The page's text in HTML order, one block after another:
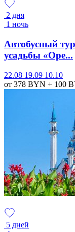
2 дня
1 ночь
Автобусный
усадьбы «Оре...
22.08 19.09 10.10
от 378 BYN + 100
5 дней